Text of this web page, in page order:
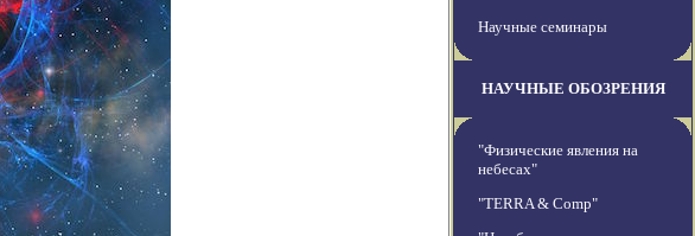
Научные семинары
НАУЧНЫЕ ОБОЗРЕНИЯ
"Физические явления на
небесах"
"TERRA & Comp"